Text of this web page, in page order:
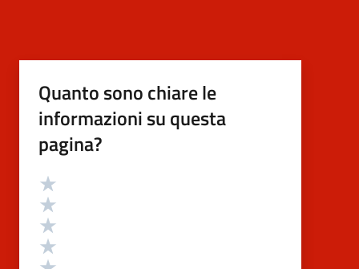
Quanto sono chiare le
informazioni su questa
pagina?
Valutazione